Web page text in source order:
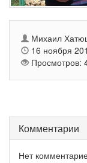
Михаил
16 ноября
Просмотров:
Комментарии
Нет